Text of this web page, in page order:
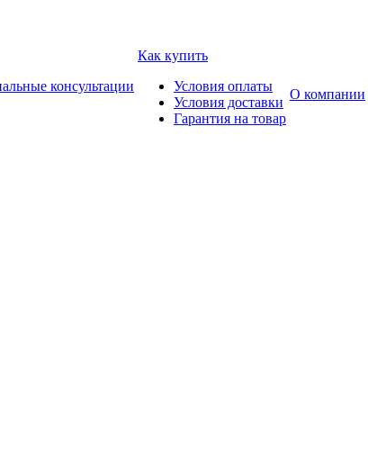
консультации
Как купить
Условия оплаты
Условия доставки
Гарантия на товар
О компании